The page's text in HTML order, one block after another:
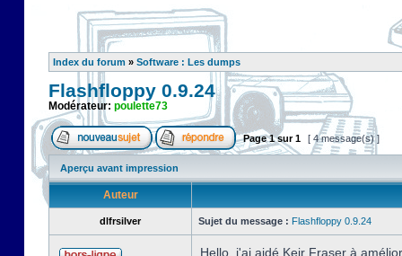
Index du forum » Software : Les dumps
Flashfloppy 0.9.24
Modérateur: poulette73
Page1sur1 [ 4 message(s) ]
Aperçu avant impression
Auteur
dlfrsilver Sujet du message : Flashfloppy 0.9.24
Hello, j'ai aidé Keir Fraser à